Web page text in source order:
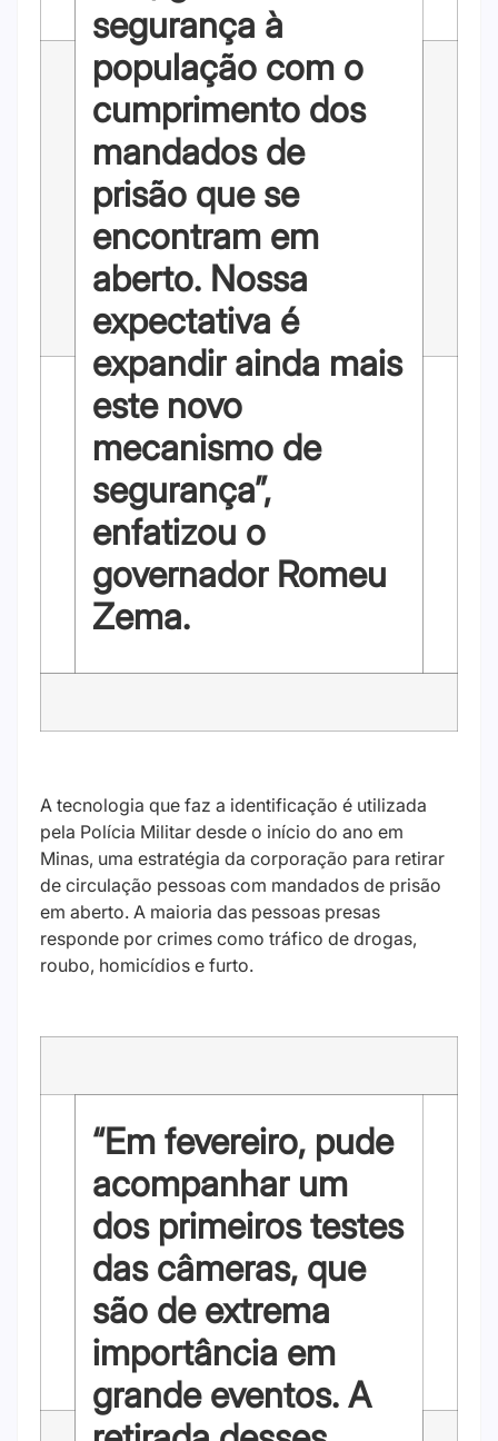
segurança à
população com o
cumprimento dos
mandados de
prisão que se
encontram em
aberto. Nossa
expectativa é
expandir ainda mais
este novo
mecanismo de
segurança”,
enfatizou o
governador Romeu
Zema.
A tecnologia que faz a identificação é utilizada
pela Polícia Militar desde o início do ano em
Minas, uma estratégia da corporação para retirar
de circulação pessoas com mandados de prisão
em aberto. A maioria das pessoas presas
responde por crimes como tráfico de drogas,
roubo, homicídios e furto.
“Em fevereiro, pude
acompanhar um
dos primeiros testes
das câmeras, que
são de extrema
importância em
grande eventos. A